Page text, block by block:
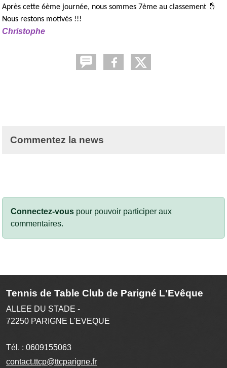
Après cette 6ème journée, nous sommes 7ème au classement 🤞
Nous restons motivés !!!
Christophe
Commentez la news
Connectez-vous pour pouvoir participer aux
commentaires.
Tennis de Table Club de Parigné L'Evêque
ALLEE DU STADE -
72250 PARIGNE L'EVEQUE
Tél. : 0609155063
contact.ttcp@ttcparigne.fr